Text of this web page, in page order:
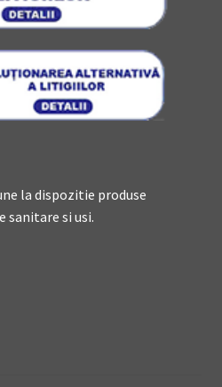
la dispozitie produse
sanitare si usi.